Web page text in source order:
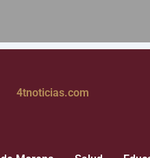
4tnoticias.com